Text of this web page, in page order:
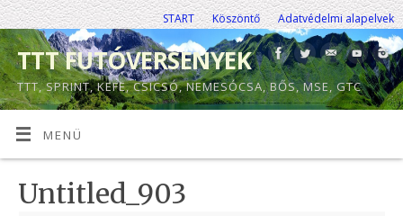
START Köszöntő Adatvédelmi alapelvek
TTT FUTÓVERSENYEK
TTT, SPRINT, KEFE, CSICSÓ, NEMESÓCSA, BŐS, MSE, GTC
MENÜ
Untitled_903